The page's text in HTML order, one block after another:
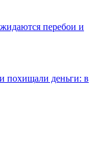
перебои и
похищали деньги: в